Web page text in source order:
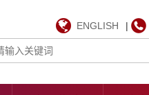
ENGLISH |